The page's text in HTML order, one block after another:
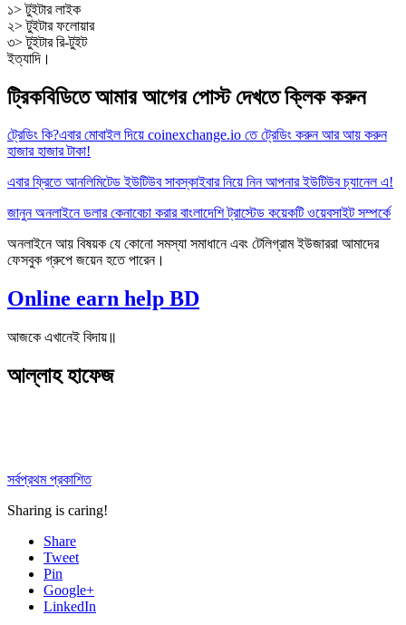
১> টুইটার লাইক
২> টুইটার ফলোয়ার
৩> টুইটার রি-টুইট
ইত্যাদি।
ট্রিকবিডিতে আমার আগের পোস্ট দেখতে ক্লিক করুন
ট্রেডিং কি?এবার মোবাইল দিয়ে coinexchange.io তে ট্রেডিং করুন আর আয় করুন
হাজার হাজার টাকা!
এবার ফ্রিতে আনলিমিটেড ইউটিউব সাবস্কাইবার নিয়ে নিন আপনার ইউটিউব চ্যানেল এ!
জানুন অনলাইনে ডলার কেনাবেচা করার বাংলাদেশি ট্রাস্টেড কয়েকটি ওয়েবসাইট সম্পর্কে
অনলাইনে আয় বিষয়ক যে কোনো সমস্যা সমাধানে এবং টেলিগ্রাম ইউজাররা আমাদের
ফেসবুক গ্রুপে জয়েন হতে পারেন।
Online earn help BD
আজকে এখানেই বিদায়॥
আল্লাহ হাফেজ
সর্বপ্রথম প্রকাশিত
Sharing is caring!
Share
Tweet
Pin
Google+
LinkedIn